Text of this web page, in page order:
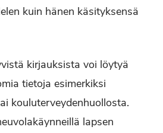
kuin hänen käsityksensä
kirjauksista voi löytyä
tietoja esimerkiksi
kouluterveydenhuollosta.
lapsen